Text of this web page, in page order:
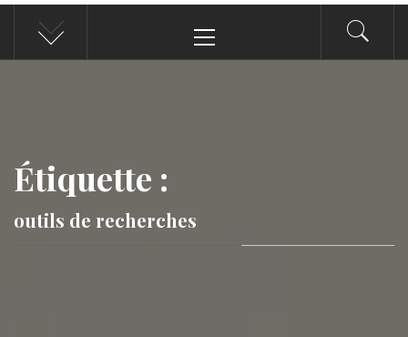
principal
Étiquette :
outils de recherches